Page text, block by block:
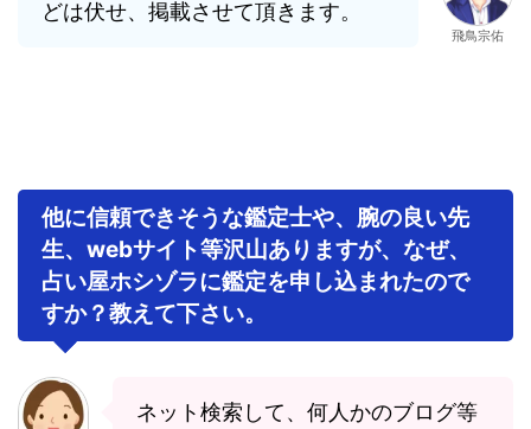
どは伏せ、掲載させて頂きます。
飛鳥宗佑
他に信頼できそうな鑑定士や、腕の良い先
生、webサイト等沢山ありますが、なぜ、
占い屋ホシゾラに鑑定を申し込まれたので
すか？教えて下さい。
ネット検索して、何人かのブログ等